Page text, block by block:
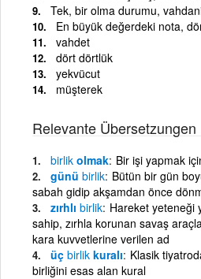
Tek, bir olma durumu,
En büyük değerdeki nota,
vahdet
dört dörtlük
yekvücut
müşterek
Relevante Übersetzungen
birlik olmak Bir işi yapmak
günü birlik Bütün bir gün
sabah gidip akşamdan önce
zırhlı birlik Hareket yeteneği
sahip, zırhla korunan savaş
kara kuvvetlerine verilen ad
üç birlik kuralı Klasik
birliğini esas alan kural